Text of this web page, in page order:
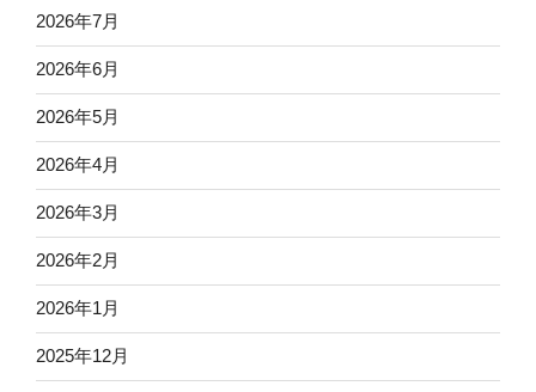
2026年7月
2026年6月
2026年5月
2026年4月
2026年3月
2026年2月
2026年1月
2025年12月